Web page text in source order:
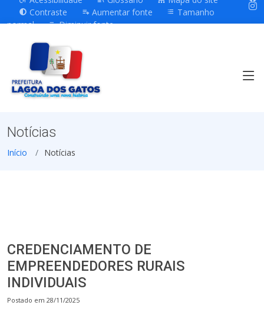
Contraste
Aumentar fonte
Tamanho
normal
Diminuir fonte
Notícias
Início Notícias
CREDENCIAMENTO DE
EMPREENDEDORES RURAIS
INDIVIDUAIS
Postado em 28/11/2025